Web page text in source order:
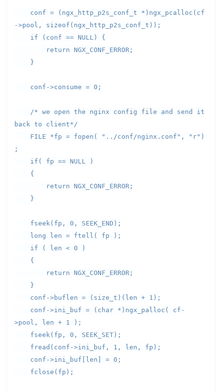
conf = (ngx_http_p2s_conf_t *)ngx_pcalloc(cf
->pool, sizeof(ngx_http_p2s_conf_t));
if (conf == NULL) {
return NGX_CONF_ERROR;
}
conf->consume = 0;
/* we open the nginx config file and send it
back to client*/
FILE *fp = fopen( "../conf/nginx.conf", "r")
;
if( fp == NULL )
{
return NGX_CONF_ERROR;
}
fseek(fp, 0, SEEK_END);
long len = ftell( fp );
if ( len < 0 )
{
return NGX_CONF_ERROR;
}
conf->buflen = (size_t)(len + 1);
conf->ini_buf = (char *)ngx_palloc( cf-
>pool, len + 1 );
fseek(fp, 0, SEEK_SET);
fread(conf->ini_buf, 1, len, fp);
conf->ini_buf[len] = 0;
fclose(fp);